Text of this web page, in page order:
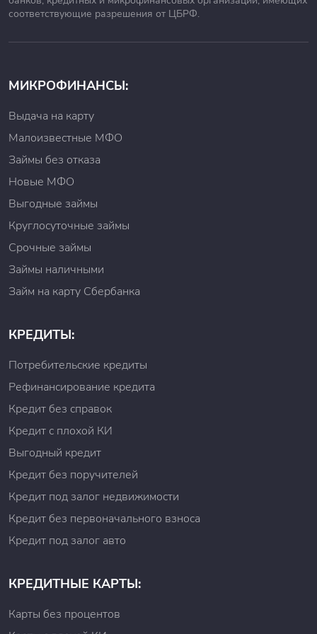
было подтверждено, кредитор предлагает заемщику
«Контакт Кредит», из которых клиент выбирает для
Кредит» вы считаетесь полноценным заемщиком.
Забрать сумму займа можно разными способами:
банковским переводом на любую карту РФ,
Для этого найдите контакты ближайшего к вам офиса
«Контакт Кредит» и сходите по указанному адресу,
При каких условиях вы получите займ?
Перед оформлением займа в «Контакт Кредит» нужно
на наличие лицензии, которая подтверждает
организации. Данная проверка необходима, чтобы
сайты, которые выглядят, как «Контакт Кредит», не
располагается в нижнем блоке официального сайта.
Чтобы взять займ в «Контакт Кредит» важно
соответствовать нижеперечисленным требованиям:
Иметь российское гражданство.
Быть зарегистрированным в РФ.
Являться дееспособным гражданином.
Возраст клиента должен быть от 18 лет.
Наличие мобильного телефона,
зарегистрированного на имя клиента.
Именная Банковская карта.
за оперативность и отсутствие дополнительных
течение 10 минут на счет банковской карты.
Доступные предложения по займу в «Контакт Кредит»
во многом зависят от кредитной истории клиента.
Если заемщик ранее брал деньги у «Контакт Кредит»
соответствующие разрешения от ЦБРФ.
МИКРОФИНАНСЫ:
Выдача на карту
Малоизвестные МФО
Займы без отказа
Новые МФО
Выгодные займы
Круглосуточные займы
Срочные займы
Займы наличными
Займ на карту Сбербанка
КРЕДИТЫ:
Потребительские кредиты
Рефинансирование кредита
Кредит без справок
Кредит с плохой КИ
Выгодный кредит
Кредит без поручителей
Кредит под залог недвижимости
Кредит без первоначального взноса
Кредит под залог авто
КРЕДИТНЫЕ КАРТЫ:
Карты без процентов